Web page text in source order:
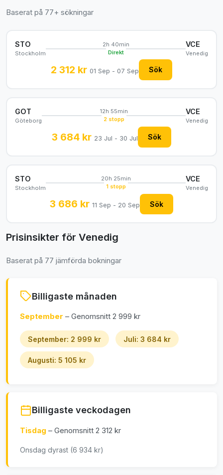
Baserat på 77+ sökningar
STO
Stockholm
2h 40min
Direkt
VCE
Venedig
2 312 kr 01 Sep - 07 Sep Sök
GOT
Göteborg
12h 55min
2 stopp
VCE
Venedig
3 684 kr 23 Jul - 30 Jul Sök
STO
Stockholm
20h 25min
1 stopp
VCE
Venedig
3 686 kr 11 Sep - 20 Sep Sök
Prisinsikter för Venedig
Baserat på 77 jämförda bokningar
Billigaste månaden
September – Genomsnitt 2 999 kr
September: 2 999 kr Juli: 3 684 kr
Augusti: 5 105 kr
Billigaste veckodagen
Tisdag – Genomsnitt 2 312 kr
Onsdag dyrast (6 934 kr)